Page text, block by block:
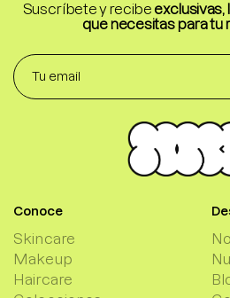
Suscríbete y recibeexclusivas,
que necesitas para tu
Conoce
Skincare
Makeup
Haircare